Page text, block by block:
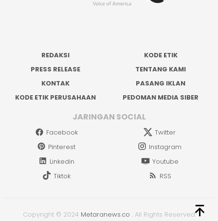
REDAKSI
KODE ETIK
PRESS RELEASE
TENTANG KAMI
KONTAK
PASANG IKLAN
KODE ETIK PERUSAHAAN
PEDOMAN MEDIA SIBER
JARINGAN SOCIAL
Facebook
Twitter
Pinterest
Instagram
Linkedin
Youtube
Tiktok
RSS
Copyright © 2024 Metaranews.co . All Rights Reserved